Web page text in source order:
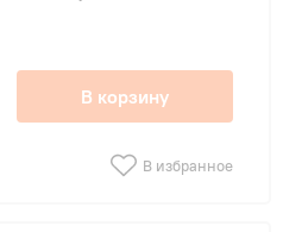
В корзину
В избранное